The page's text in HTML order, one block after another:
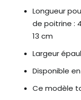
Longueur
de poitrine :
13 cm
Largeur
Disponible
Ce modèle